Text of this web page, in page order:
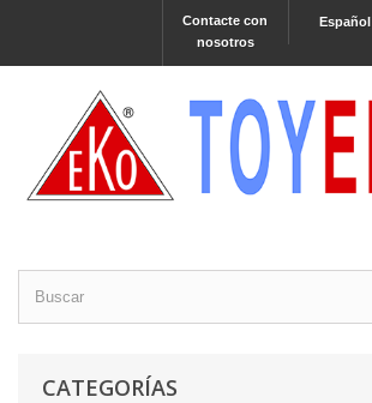
Español
Contacte con
nosotros
CATEGORÍAS